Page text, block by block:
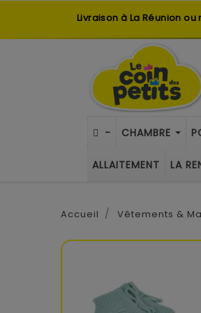
Livraison à La Réunion
- CHAMBRE
ALLAITEMENT LA
Accueil Vêtements &